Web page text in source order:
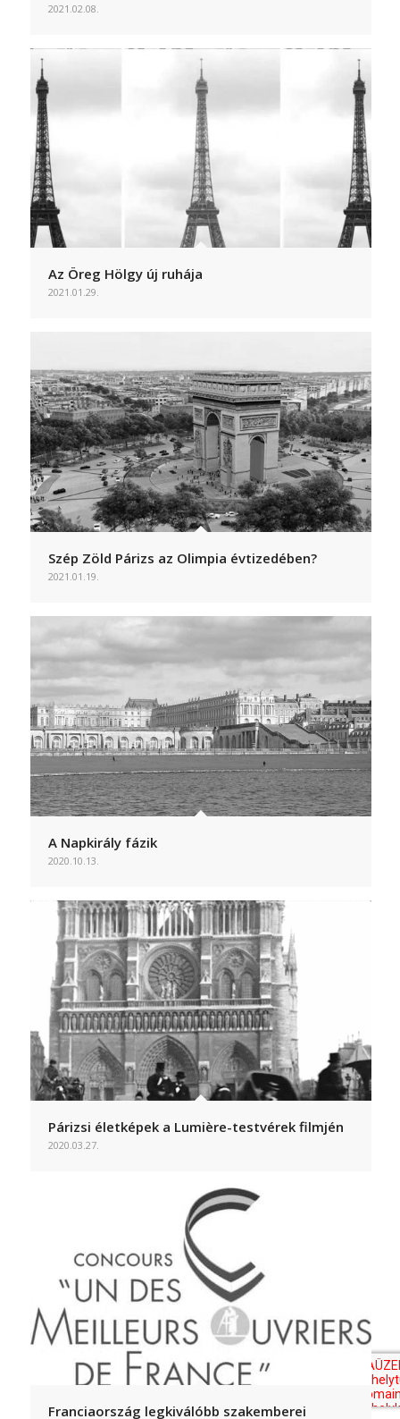
2021.02.08.
Az Öreg Hölgy új ruhája
2021.01.29.
Szép Zöld Párizs az Olimpia évtizedében?
2021.01.19.
A Napkirály fázik
2020.10.13.
Párizsi életképek a Lumière-testvérek filmjén
2020.03.27.
Franciaország legkiválóbb szakemberei